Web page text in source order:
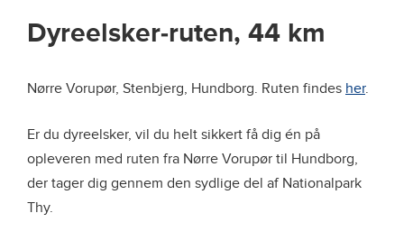
Dyreelsker-ruten, 44 km
Nørre Vorupør, Stenbjerg, Hundborg. Ruten findes her.
Er du dyreelsker, vil du helt sikkert få dig én på
opleveren med ruten fra Nørre Vorupør til Hundborg,
der tager dig gennem den sydlige del af Nationalpark
Thy.